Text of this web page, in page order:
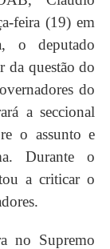
feira (19) em
o deputado
da questão do
do
a seccional
o assunto e
Durante o
a criticar o
no Supremo